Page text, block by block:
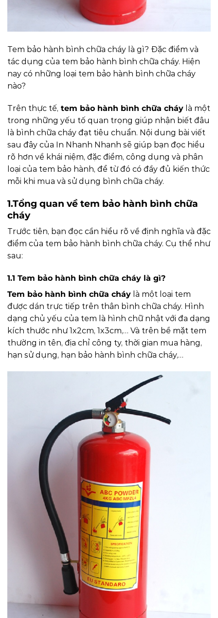
Tem bảo hành bình chữa cháy là gì? Đặc điểm và
tác dụng của tem bảo hành bình chữa cháy. Hiện
nay có những loại tem bảo hành bình chữa cháy
nào?
Trên thực tế, tem bảo hành bình chữa cháy là một
trong những yếu tố quan trọng giúp nhận biết đâu
là bình chữa cháy đạt tiêu chuẩn. Nội dung bài viết
sau đây của In Nhanh Nhanh sẽ giúp bạn đọc hiểu
rõ hơn về khái niệm, đặc điểm, công dụng và phân
loại của tem bảo hành, để từ đó có đầy đủ kiến thức
mỗi khi mua và sử dụng bình chữa cháy.
1.Tổng quan về tem bảo hành bình chữa
cháy
Trước tiên, bạn đọc cần hiểu rõ về định nghĩa và đặc
điểm của tem bảo hành bình chữa cháy. Cụ thể như
sau:
1.1 Tem bảo hành bình chữa cháy là gì?
Tem bảo hành bình chữa cháy là một loại tem
được dán trực tiếp trên thân bình chữa cháy. Hình
dạng chủ yếu của tem là hình chữ nhật với đa dạng
kích thước như 1x2cm, 1x3cm,… Và trên bề mặt tem
thường in tên, địa chỉ công ty, thời gian mua hàng,
hạn sử dụng, hạn bảo hành bình chữa cháy,…